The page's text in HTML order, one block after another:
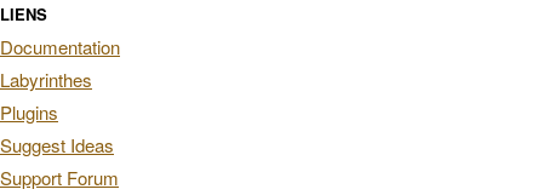
LIENS
Documentation
Labyrinthes
Plugins
Suggest Ideas
Support Forum